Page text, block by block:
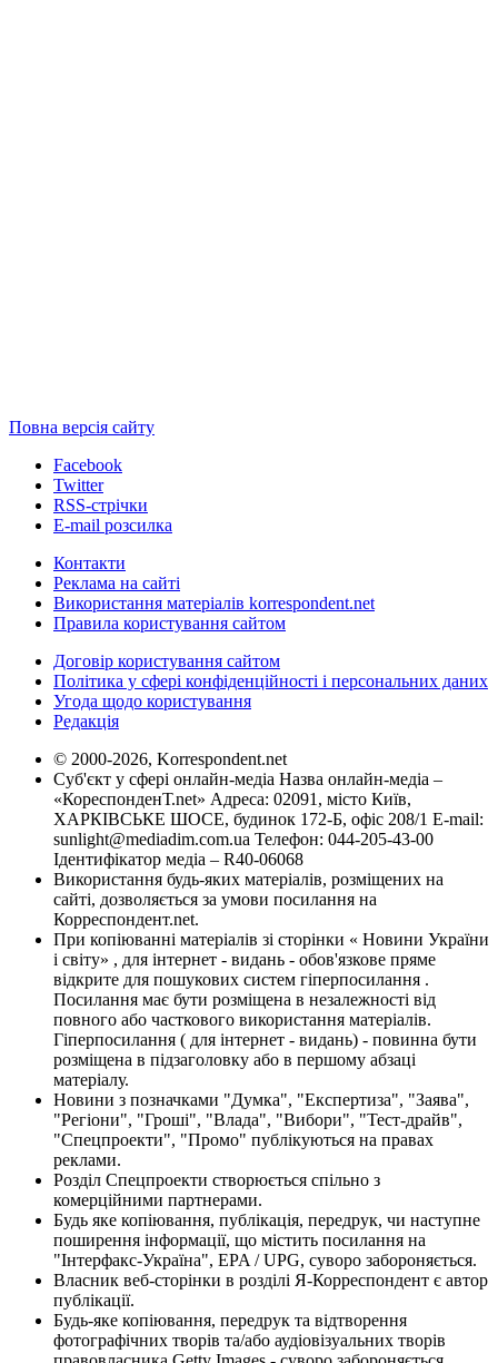
Повна версія сайту
Facebook
Twitter
RSS-стрічки
E-mail розсилка
Контакти
Реклама на сайті
Використання матеріалів korrespondent.net
Правила користування сайтом
Договір користування сайтом
Політика у сфері конфіденційності і персональних даних
Угода щодо користування
Редакція
© 2000-2026, Korrespondent.net
Суб'єкт у сфері онлайн-медіа Назва онлайн-медіа –
«КореспонденТ.net» Адреса: 02091, місто Київ,
ХАРКІВСЬКЕ ШОСЕ, будинок 172-Б, офіс 208/1 E-mail:
sunlight@mediadim.com.ua Телефон: 044-205-43-00
Ідентифікатор медіа – R40-06068
Використання будь-яких матеріалів, розміщених на
сайті, дозволяється за умови посилання на
Корреспондент.net.
При копіюванні матеріалів зі сторінки « Новини України
і світу» , для інтернет - видань - обов'язкове пряме
відкрите для пошукових систем гіперпосилання .
Посилання має бути розміщена в незалежності від
повного або часткового використання матеріалів.
Гіперпосилання ( для інтернет - видань) - повинна бути
розміщена в підзаголовку або в першому абзаці
матеріалу.
Новини з позначками "Думка", "Експертиза", "Заява",
"Регіони", "Гроші", "Влада", "Вибори", "Тест-драйв",
"Спецпроекти", "Промо" публікуються на правах
реклами.
Розділ Спецпроекти створюється спільно з
комерційними партнерами.
Будь яке копіювання, публікація, передрук, чи наступне
поширення інформації, що містить посилання на
"Інтерфакс-Україна", EPA / UPG, суворо забороняється.
Власник веб-сторінки в розділі Я-Корреспондент є автор
публікації.
Будь-яке копіювання, передрук та відтворення
фотографічних творів та/або аудіовізуальних творів